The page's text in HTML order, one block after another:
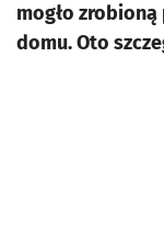
mogło
domu. Oto